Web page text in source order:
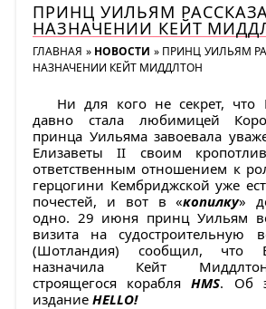
ПРИНЦ УИЛЬЯМ
НАЗНАЧЕНИИ КЕЙТ
ГЛАВНАЯ » НОВОСТИ » ПРИНЦ УИЛЬЯМ
НАЗНАЧЕНИИ КЕЙТ МИДДЛТОН
Ни для кого не секрет, что
давно стала любимицей
принца Уильяма завоевала
Елизаветы II своим
ответственным отношением к
герцогини Кембриджской уже
почестей, и вот в «копилку»
одно. 29 июня принц Уильям
визита на судостроительную
(Шотландия) сообщил, что
назначила Кейт
строящегося корабляHMS. Об
издание HELLO!